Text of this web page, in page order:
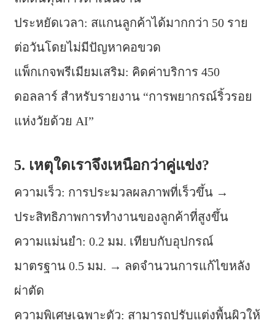
ประหยัดเวลา: สแกนลูกค้าได้มากกว่า 50 ราย
ต่อวันโดยไม่มีปัญหาคอขวด
แพ็กเกจพรีเมียมเสริม: คิดค่าบริการ 450
ดอลลาร์ สำหรับรายงาน “การพยากรณ์ริ้วรอย
แห่งวัยด้วย AI”
5. เหตุใดเราจึงเหนือกว่าคู่แข่ง?
ความเร็ว: การประมวลผลภาพที่เร็วขึ้น →
ประสิทธิภาพการทำงานของลูกค้าที่สูงขึ้น
ความแม่นยำ: 0.2 มม. เทียบกับอุปกรณ์
มาตรฐาน 0.5 มม. → ลดจำนวนการแก้ไขหลัง
ผ่าตัด
ความพิเศษเฉพาะตัว: สามารถปรับแต่งพื้นผิวให้